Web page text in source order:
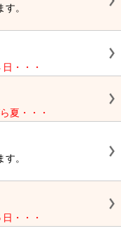
。
・・・
夏・・・
。
・・・